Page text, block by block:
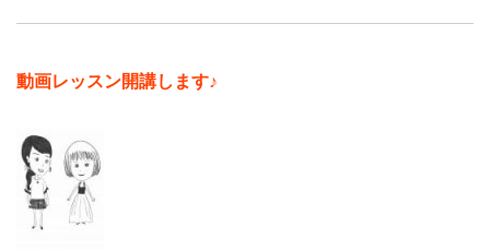
動画レッスン開講します♪